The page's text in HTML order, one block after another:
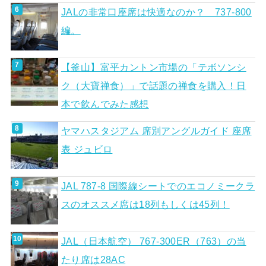
JALの非常口座席は快適なのか？ 737-800
編。
【釜山】富平カントン市場の「テボソンシ
ク（大寶禅食）」で話題の禅食を購入！日
本で飲んでみた感想
ヤマハスタジアム 席別アングルガイド 座席
表 ジュビロ
JAL 787-8 国際線シートでのエコノミークラ
スのオススメ席は18列もしくは45列！
JAL（日本航空） 767-300ER（763）の当
たり席は28AC